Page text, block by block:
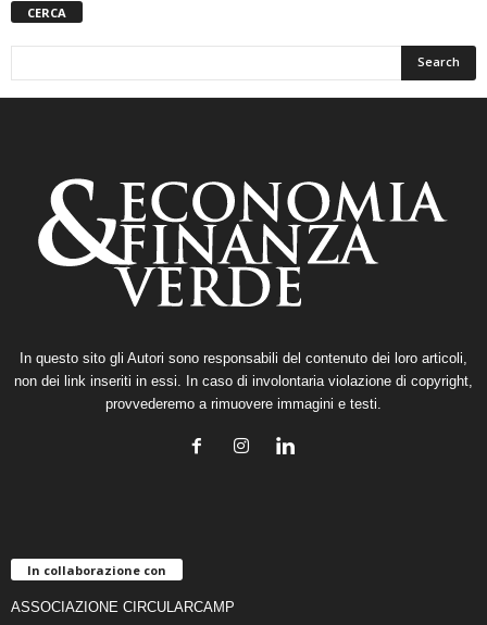
CERCA
In questo sito gli Autori sono responsabili del contenuto dei loro articoli,
non dei link inseriti in essi. In caso di involontaria violazione di copyright,
provvederemo a rimuovere immagini e testi.
In collaborazione con
ASSOCIAZIONE CIRCULARCAMP